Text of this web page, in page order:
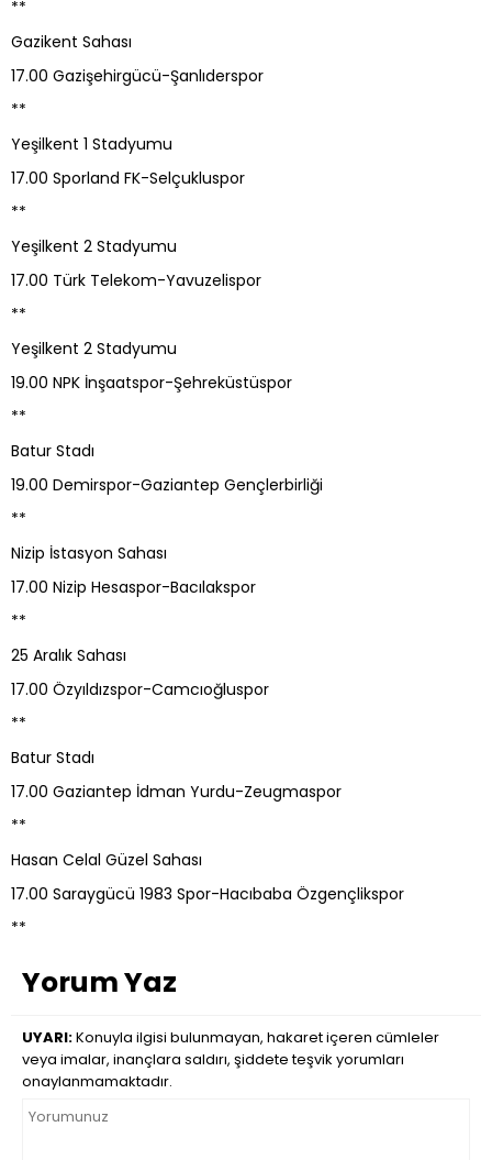
**
Gazikent Sahası
17.00 Gazişehirgücü-Şanlıderspor
**
Yeşilkent 1 Stadyumu
17.00 Sporland FK-Selçukluspor
**
Yeşilkent 2 Stadyumu
17.00 Türk Telekom-Yavuzelispor
**
Yeşilkent 2 Stadyumu
19.00 NPK İnşaatspor-Şehreküstüspor
**
Batur Stadı
19.00 Demirspor-Gaziantep Gençlerbirliği
**
Nizip İstasyon Sahası
17.00 Nizip Hesaspor-Bacılakspor
**
25 Aralık Sahası
17.00 Özyıldızspor-Camcıoğluspor
**
Batur Stadı
17.00 Gaziantep İdman Yurdu-Zeugmaspor
**
Hasan Celal Güzel Sahası
17.00 Saraygücü 1983 Spor-Hacıbaba Özgençlikspor
**
Yorum Yaz
UYARI:Konuyla ilgisi bulunmayan, hakaret içeren cümleler
veya imalar, inançlara saldırı, şiddete teşvik yorumları
onaylanmamaktadır.